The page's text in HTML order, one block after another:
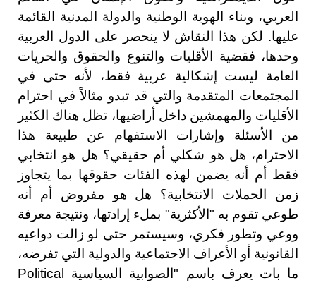
العربي، وبناء الهوية الوطنية والدولة المدنية القائمة
عليها. لكن هذا النقاش لا ينحصر على الدول العربية
وحدها، فقضية الأقليات والتنوع والحقوق والحريات
العامة ليست إشكالية عربية فقط، لأنه حتى في
المجتمعات المتقدمة والتي قد تبدو مثالاً في احترام
الأقليات والمهمشين داخل أراضيها، تظل هناك الكثير
من الأسئلة وإشارات الاستفهام عن طبيعة هذا
الاحترام، هل هو شكلي أم حقيقي؟ هل هو انتخابي
فقط أم أنه يضمن لهذه الفئات حقوقها بما يتجاوز
زمن الحملات الانتخابية؟ هل هو مفروض أم أنه
طوعي تقوم به "الأكثرية" بملء إرادتها، ونتيجة معرفة
ووعي وتطور فكري، وسيستمر حتى لو زالت دواعيه
القانونية أو الأعراف الاجتماعية والدولية التي تفرضه،
ما بات يعرف باسم "الصوابية السياسية Political